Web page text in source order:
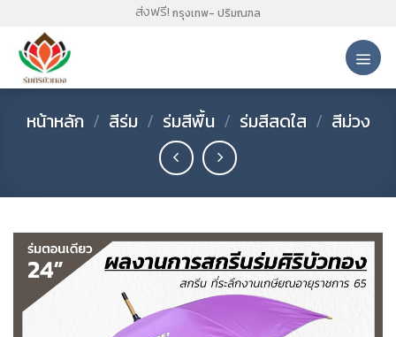
content
ส่งฟรี! กรุงเทพ- ปริมณฑล
หน้าหลัก / สีร่ม / ร่มสีพื้น / ร่มสีสดใส / สีม่วง